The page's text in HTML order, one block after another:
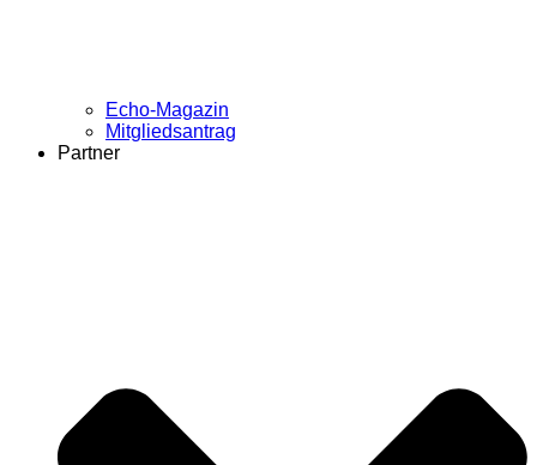
Echo-Magazin
Mitgliedsantrag
Partner